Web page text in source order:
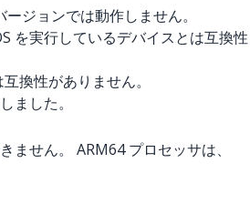
ジョンでは動作しません。
を実行しているデバイスとは互換性
換性がありません。
ました。
せん。 ARM64 プロセッサは、